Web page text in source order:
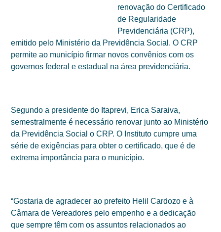
renovação do Certificado
de Regularidade
Previdenciária (CRP),
emitido pelo Ministério da Previdência Social. O CRP
permite ao município firmar novos convênios com os
governos federal e estadual na área previdenciária.
Segundo a presidente do Itaprevi, Erica Saraiva,
semestralmente é necessário renovar junto ao Ministério
da Previdência Social o CRP. O Instituto cumpre uma
série de exigências para obter o certificado, que é de
extrema importância para o município.
“Gostaria de agradecer ao prefeito Helil Cardozo e à
Câmara de Vereadores pelo empenho e a dedicação
que sempre têm com os assuntos relacionados ao